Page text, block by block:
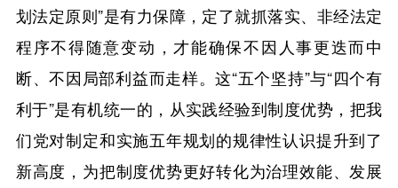
划法定原则”是有力保障，定了就抓落实、非经法定
程序不得随意变动，才能确保不因人事更迭而中
断、不因局部利益而走样。这“五个坚持”与“四个有
利于”是有机统一的，从实践经验到制度优势，把我
们党对制定和实施五年规划的规律性认识提升到了
新高度，为把制度优势更好转化为治理效能、发展